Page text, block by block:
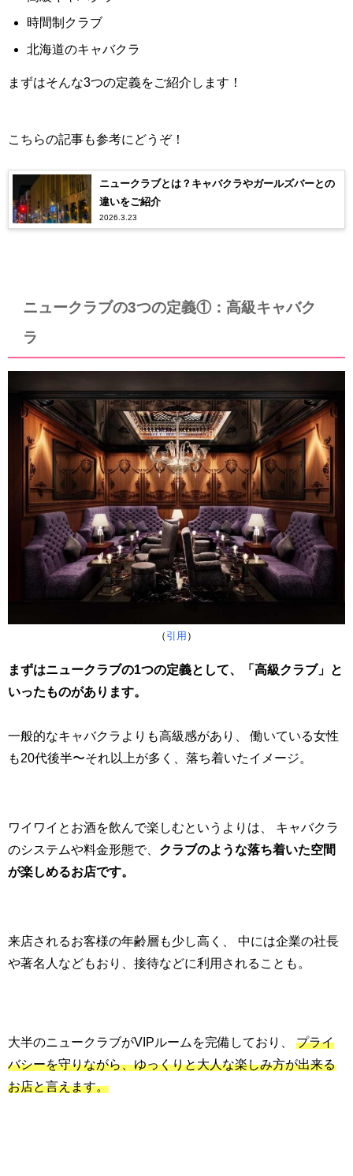
時間制クラブ
北海道のキャバクラ
まずはそんな3つの定義をご紹介します！
こちらの記事も参考にどうぞ！
ニュークラブとは？キャバクラやガールズバーとの
違いをご紹介
2026.3.23
ニュークラブの3つの定義①：高級キャバク
ラ
（ 引用 ）
まずはニュークラブの1つの定義として、「高級クラブ」と
いったものがあります。
一般的なキャバクラよりも高級感があり、 働いている女性
も20代後半〜それ以上が多く、落ち着いたイメージ。
ワイワイとお酒を飲んで楽しむというよりは、 キャバクラ
のシステムや料金形態で、 クラブのような落ち着いた空間
が楽しめるお店です。
来店されるお客様の年齢層も少し高く、 中には企業の社長
や著名人などもおり、接待などに利用されることも。
大半のニュークラブがVIPルームを完備しており、 プライ
バシーを守りながら、ゆっくりと大人な楽しみ方が出来る
お店と言えます。